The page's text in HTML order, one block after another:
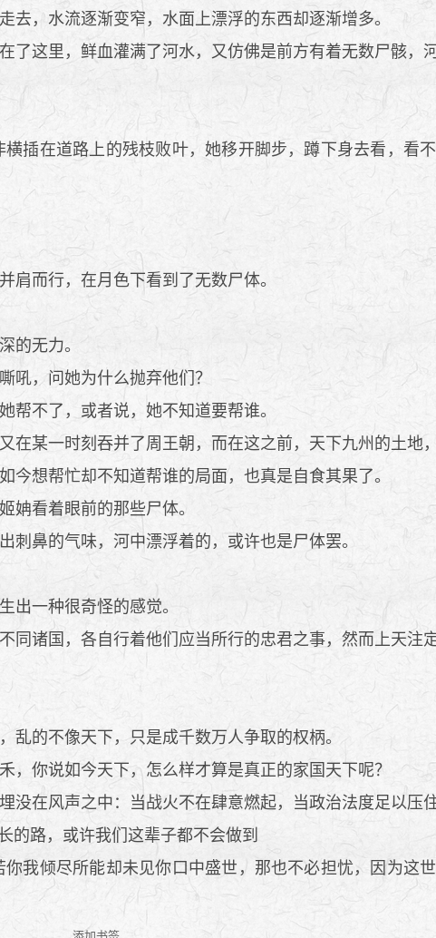
，水流逐渐变窄，水面上漂浮的东西却逐渐增多。
这里，鲜血灌满了河水，又仿佛是前方有着无数尸骸，
插在道路上的残枝败叶，她移开脚步，蹲下身去看，看
而行，在月色下看到了无数尸体。
的无力。
，问她为什么抛弃他们？
不了，或者说，她不知道要帮谁。
某一时刻吞并了周王朝，而在这之前，天下九州的土地
想帮忙却不知道帮谁的局面，也真是自食其果了。
看着眼前的那些尸体。
鼻的气味，河中漂浮着的，或许也是尸体罢。
一种很奇怪的感觉。
诸国，各自行着他们应当所行的忠君之事，然而上天注
的不像天下，只是成千数万人争取的权柄。
你说如今天下，怎么样才算是真正的家国天下呢？
在风声之中：当战火不在肆意燃起，当政治法度足以压
的路，或许我们这辈子都不会做到
我倾尽所能却未见你口中盛世，那也不必担忧，因为这